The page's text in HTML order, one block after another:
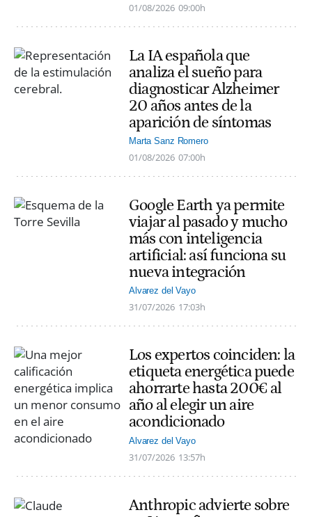
01/08/2026 09:00h
La IA española que
analiza el sueño para
diagnosticar Alzheimer
20 años antes de la
aparición de síntomas
Marta Sanz Romero
01/08/2026 07:00h
Google Earth ya permite
viajar al pasado y mucho
más con inteligencia
artificial: así funciona su
nueva integración
Alvarez del Vayo
31/07/2026 17:03h
Los expertos coinciden: la
etiqueta energética puede
ahorrarte hasta 200€ al
año al elegir un aire
acondicionado
Alvarez del Vayo
31/07/2026 13:57h
Anthropic advierte sobre